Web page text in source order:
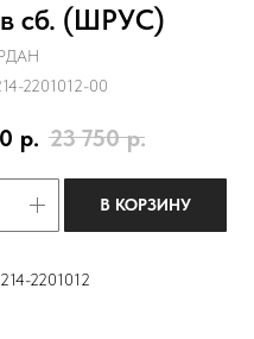
сб. (ШРУС)
2201012-00
р. 23 750 р.
В КОРЗИНУ
2201012